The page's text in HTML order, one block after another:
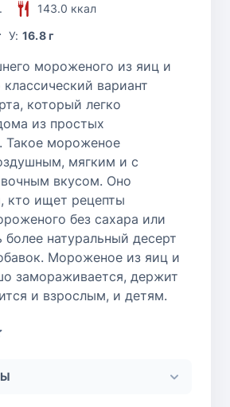
143.0 ккал
У: 16.8 г
мороженого из яиц и
вариант
который легко
из простых
Такое мороженое
мягким и с
вкусом. Оно
кто ищет рецепты
без сахара или
более натуральный десерт
Мороженое из яиц и
замораживается, держит
и взрослым, и детям.